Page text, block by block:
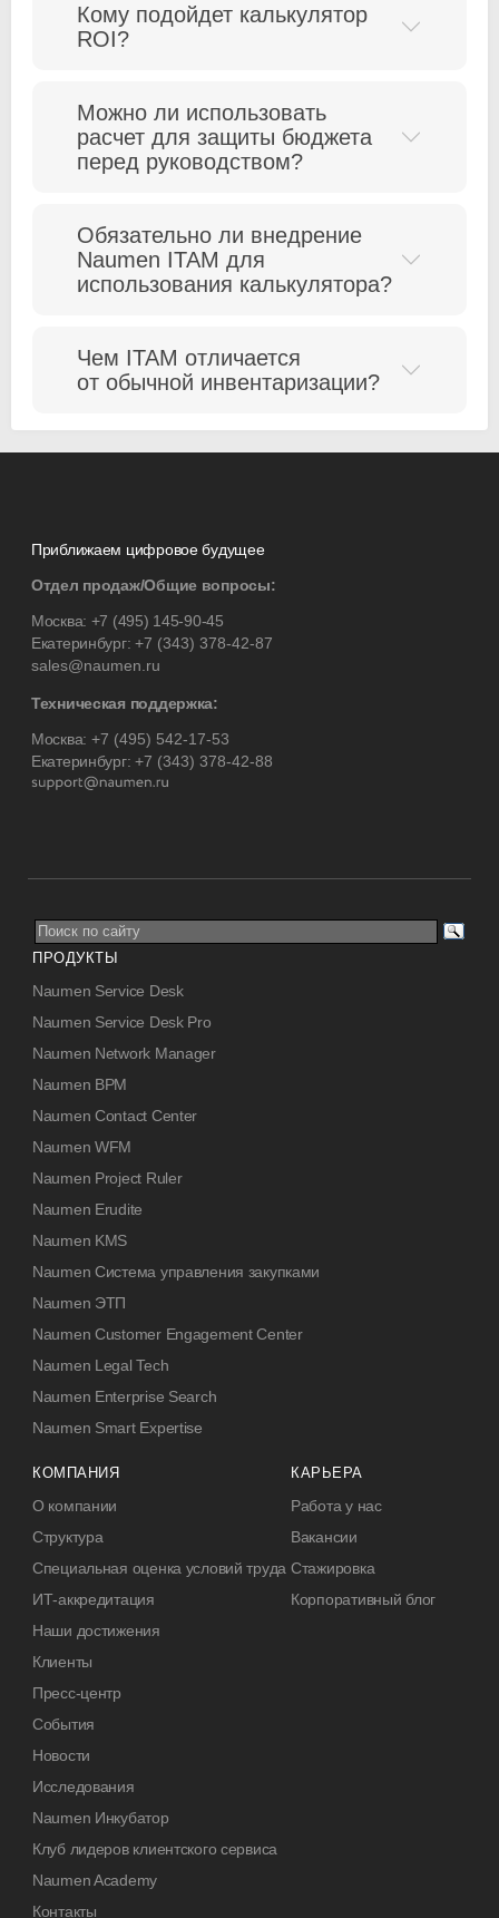
Кому подойдет калькулятор
ROI?
Можно ли использовать
расчет для защиты бюджета
перед руководством?
Обязательно ли внедрение
Naumen ITAM для
использования калькулятора?
Чем ITAM отличается
от обычной инвентаризации?
Приближаем цифровое будущее
Отдел продаж/Общие вопросы:
Москва: +7 (495) 145-90-45
Екатеринбург:+7 (343) 378-42-87
sales@naumen.ru
Техническая поддержка:
Москва: +7 (495) 542-17-53
Екатеринбург:+7 (343) 378-42-88
ПРОДУКТЫ
Naumen Service Desk
Naumen Service Desk Pro
Naumen Network Manager
Naumen BPM
Naumen Contact Center
Naumen WFM
Naumen Project Ruler
Naumen Erudite
Naumen KMS
Naumen Система управления закупками
Naumen ЭТП
Naumen Customer Engagement Center
Naumen Legal Tech
Naumen Enterprise Search
Naumen Smart Expertise
КОМПАНИЯ
О компании
Структура
Специальная оценка условий труда
ИТ-аккредитация
Наши достижения
Клиенты
Пресс-центр
События
Новости
Исследования
Naumen Инкубатор
Клуб лидеров клиентского сервиса
Naumen Academy
Контакты
КАРЬЕРА
Работа у нас
Вакансии
Стажировка
Корпоративный блог